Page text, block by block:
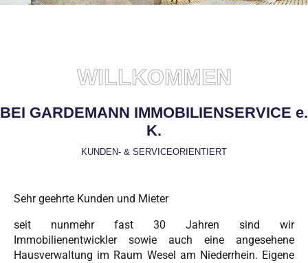
WILLKOMMEN
BEI GARDEMANN IMMOBILIENSERVICE e.
K.
KUNDEN- & SERVICEORIENTIERT
Sehr geehrte Kunden und Mieter
seit nunmehr fast 30 Jahren sind wir
Immobilienentwickler sowie auch eine angesehene
Hausverwaltung im Raum Wesel am Niederrhein. Eigene